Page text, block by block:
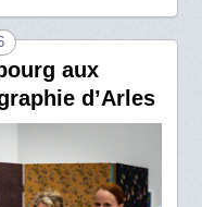
aux
d’Arles